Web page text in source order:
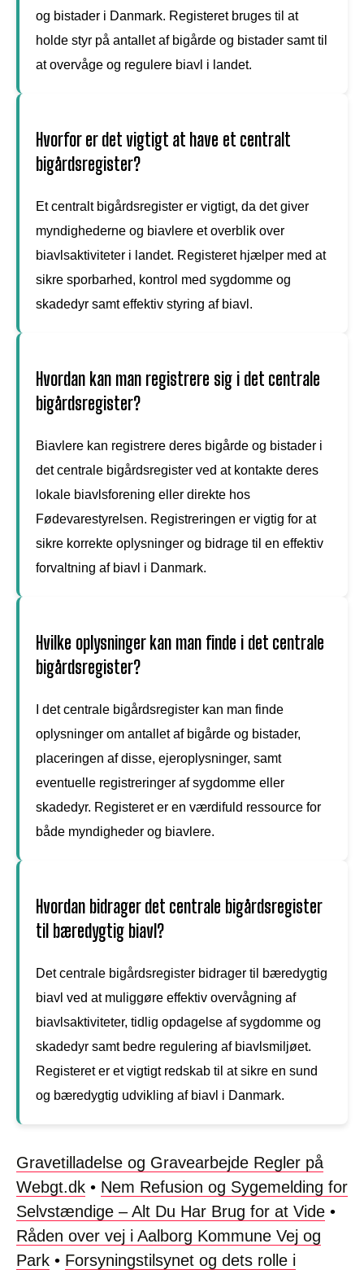
og bistader i Danmark. Registeret bruges til at
holde styr på antallet af bigårde og bistader samt til
at overvåge og regulere biavl i landet.
Hvorfor er det vigtigt at have et centralt
bigårdsregister?
Et centralt bigårdsregister er vigtigt, da det giver
myndighederne og biavlere et overblik over
biavlsaktiviteter i landet. Registeret hjælper med at
sikre sporbarhed, kontrol med sygdomme og
skadedyr samt effektiv styring af biavl.
Hvordan kan man registrere sig i det centrale
bigårdsregister?
Biavlere kan registrere deres bigårde og bistader i
det centrale bigårdsregister ved at kontakte deres
lokale biavlsforening eller direkte hos
Fødevarestyrelsen. Registreringen er vigtig for at
sikre korrekte oplysninger og bidrage til en effektiv
forvaltning af biavl i Danmark.
Hvilke oplysninger kan man finde i det centrale
bigårdsregister?
I det centrale bigårdsregister kan man finde
oplysninger om antallet af bigårde og bistader,
placeringen af disse, ejeroplysninger, samt
eventuelle registreringer af sygdomme eller
skadedyr. Registeret er en værdifuld ressource for
både myndigheder og biavlere.
Hvordan bidrager det centrale bigårdsregister
til bæredygtig biavl?
Det centrale bigårdsregister bidrager til bæredygtig
biavl ved at muliggøre effektiv overvågning af
biavlsaktiviteter, tidlig opdagelse af sygdomme og
skadedyr samt bedre regulering af biavlsmiljøet.
Registeret er et vigtigt redskab til at sikre en sund
og bæredygtig udvikling af biavl i Danmark.
Gravetilladelse og Gravearbejde Regler på
Webgt.dk • Nem Refusion og Sygemelding for
Selvstændige – Alt Du Har Brug for at Vide •
Råden over vej i Aalborg Kommune Vej og
Park • Forsyningstilsynet og dets rolle i